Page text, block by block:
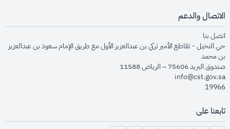
الاتصال والدعم
اتصل بنا
حي النخيل - تقاطع الأمير تركي بن عبدالعزيز الأول مع طريق الإمام سعود بن عبدالعزيز
بن محمد
صندوق البريد 75606 – الرياض 11588
info@cst.gov.sa
19966
تابعنا على